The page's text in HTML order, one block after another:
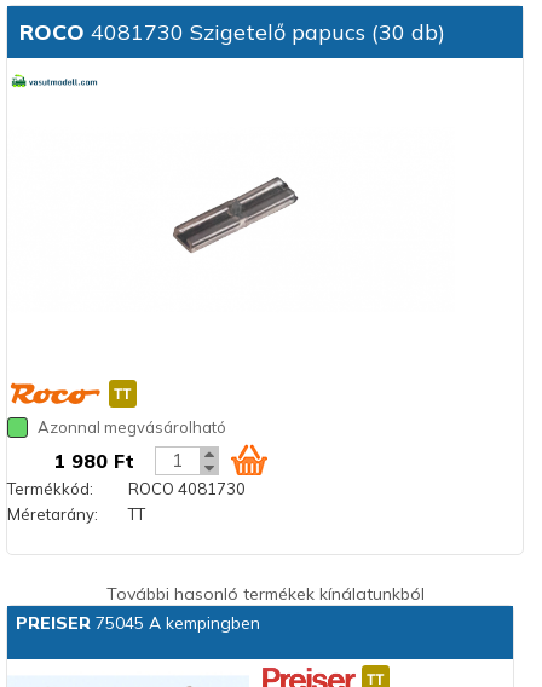
ROCO 4081730 Szigetelő papucs (30 db)
Azonnal megvásárolható
1 980 Ft
Termékkód:
ROCO 4081730
Méretarány:
TT
További hasonló termékek kínálatunkból
PREISER75045 A kempingben